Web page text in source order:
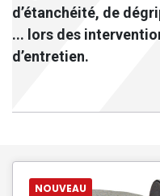
d’étanchéité, de
... lors des
d’entretien.
NOUVEAU